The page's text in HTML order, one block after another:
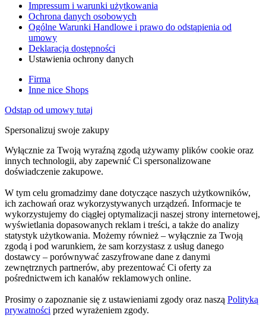
Impressum i warunki użytkowania
Ochrona danych osobowych
Ogólne Warunki Handlowe i prawo do odstąpienia od
umowy
Deklaracja dostępności
Ustawienia ochrony danych
Firma
Inne nice Shops
Odstąp od umowy tutaj
Spersonalizuj swoje zakupy
Wyłącznie za Twoją wyraźną zgodą używamy plików cookie oraz
innych technologii, aby zapewnić Ci spersonalizowane
doświadczenie zakupowe.
W tym celu gromadzimy dane dotyczące naszych użytkowników,
ich zachowań oraz wykorzystywanych urządzeń. Informacje te
wykorzystujemy do ciągłej optymalizacji naszej strony internetowej,
wyświetlania dopasowanych reklam i treści, a także do analizy
statystyk użytkowania. Możemy również – wyłącznie za Twoją
zgodą i pod warunkiem, że sam korzystasz z usług danego
dostawcy – porównywać zaszyfrowane dane z danymi
zewnętrznych partnerów, aby prezentować Ci oferty za
pośrednictwem ich kanałów reklamowych online.
Prosimy o zapoznanie się z ustawieniami zgody oraz naszą Polityką
prywatności przed wyrażeniem zgody.